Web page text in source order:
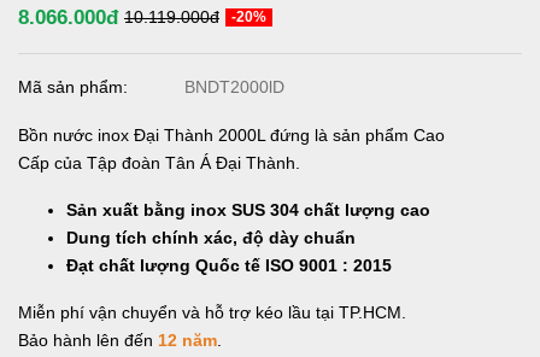
8.066.000đ 10.119.000đ -20%
Mã sản phẩm: BNDT2000lD
Bồn nước inox Đại Thành 2000L đứng là sản phẩm Cao
Cấp của Tập đoàn Tân Á Đại Thành.
Sản xuất bằng inox SUS 304 chất lượng cao
Dung tích chính xác, độ dày chuẩn
Đạt chất lượng Quốc tế ISO 9001 : 2015
Miễn phí vận chuyển và hỗ trợ kéo lầu tại TP.HCM.
Bảo hành lên đến 12 năm